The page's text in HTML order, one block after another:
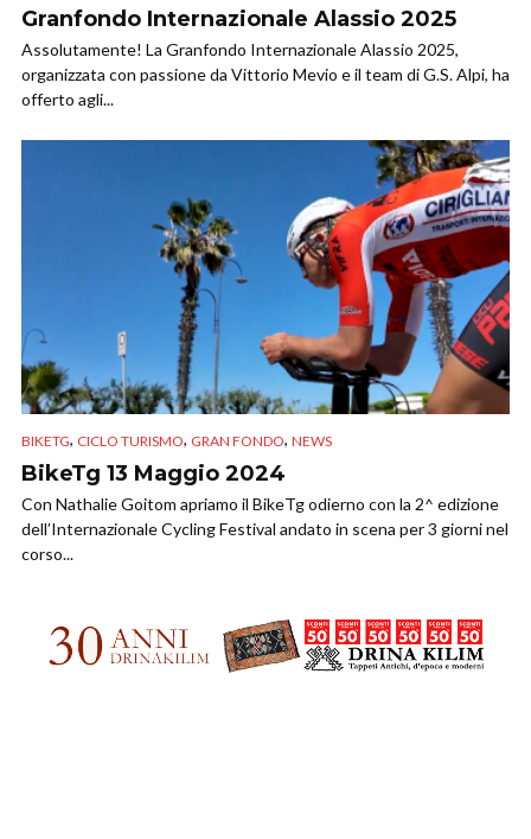
Granfondo Internazionale Alassio 2025
Assolutamente! La Granfondo Internazionale Alassio 2025,
organizzata con passione da Vittorio Mevio e il team di G.S. Alpi, ha
offerto agli...
BIKETG, CICLO TURISMO, GRAN FONDO, NEWS
BikeTg 13 Maggio 2024
Con Nathalie Goitom apriamo il BikeTg odierno con la 2^ edizione
dell’Internazionale Cycling Festival andato in scena per 3 giorni nel
corso...